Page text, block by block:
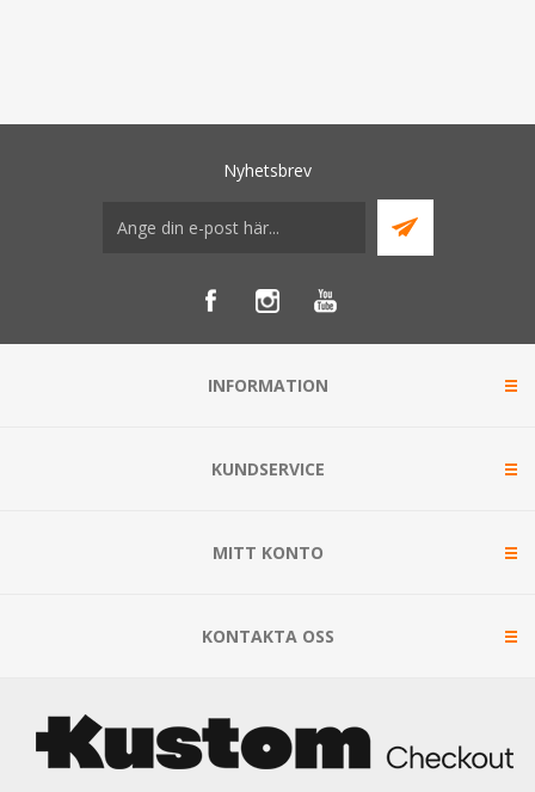
Nyhetsbrev
INFORMATION
KUNDSERVICE
MITT KONTO
KONTAKTA OSS